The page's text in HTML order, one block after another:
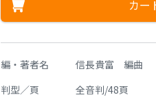
カー
編・著者名
信長貴富 編曲
判型／頁
全音判/48頁